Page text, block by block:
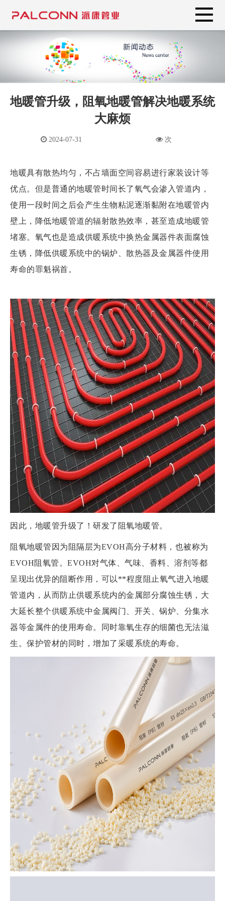
地暖管升级，阻氧地暖管解决地暖系统
大麻烦
2024-07-31 次
地暖具有散热均匀，不占墙面空间容易进行家装设计等
优点。但是普通的地暖管时间长了氧气会渗入管道内，
使用一段时间之后会产生生物粘泥逐渐黏附在地暖管内
壁上，降低地暖管道的辐射散热效率，甚至造成地暖管
堵塞。氧气也是造成供暖系统中换热金属器件表面腐蚀
生锈，降低供暖系统中的锅炉、散热器及金属器件使用
寿命的罪魁祸首。
因此，地暖管升级了！研发了阻氧地暖管。
阻氧地暖管因为阻隔层为EVOH高分子材料，也被称为
EVOH阻氧管。EVOH对气体、气味、香料、溶剂等都
呈现出优异的阻断作用，可以**程度阻止氧气进入地暖
管道内，从而防止供暖系统内的金属部分腐蚀生锈，大
大延长整个供暖系统中金属阀门、开关、锅炉、分集水
器等金属件的使用寿命。同时靠氧生存的细菌也无法滋
生。保护管材的同时，增加了采暖系统的寿命。